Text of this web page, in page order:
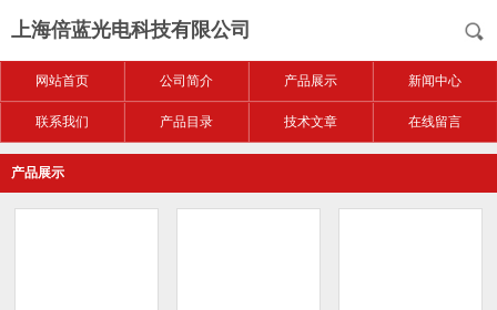
上海倍蓝光电科技有限公司
网站首页 公司简介 产品展示 新闻中心
联系我们 产品目录 技术文章 在线留言
产品展示